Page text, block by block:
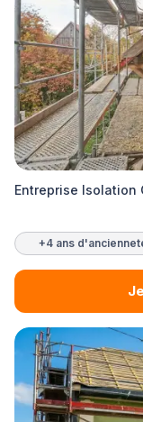
Entreprise Isolation
+4 ans